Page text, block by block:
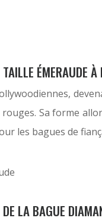
ÉMERAUDE À
Sa forme
les bagues de
LA BAGUE